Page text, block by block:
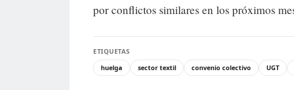
por conflictos similares en los próximos
ETIQUETAS
huelga
sector textil convenio colectivo UGT